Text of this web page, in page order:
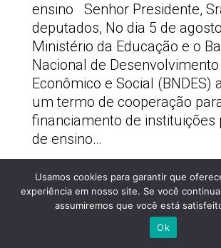
ensino Senhor Presidente,
deputados, No dia 5 de
Ministério da Educação e o
Nacional de Desenvolvimento
Econômico e Social (BNDES)
um termo de cooperação
financiamento de instituições
de ensino…
PSOLSP 2020 © - Direitos
citada a fonte
Site desenvolvido por Appmobi
Usamos cookies para garantir que
experiência em nosso site. Se você
assumiremos que você está
Ok